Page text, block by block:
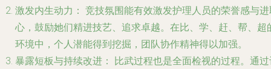
激发内生动力： 竞技氛围能有效激发护理人员的荣誉感与
心，鼓励她们精进技艺、追求卓越。在比、学、赶、帮、超
环境中，个人潜能得到挖掘，团队协作精神得以加强。
暴露短板与持续改进：
比武过程也是全面检视的过程。通